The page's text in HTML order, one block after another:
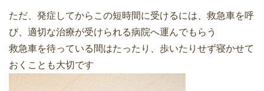
ただ、発症してからこの短時間に受けるには、救急車を呼
び、適切な治療が受けられる病院へ運んでもらう
救急車を待っている間はたったり、歩いたりせず寝かせて
おくことも大切です